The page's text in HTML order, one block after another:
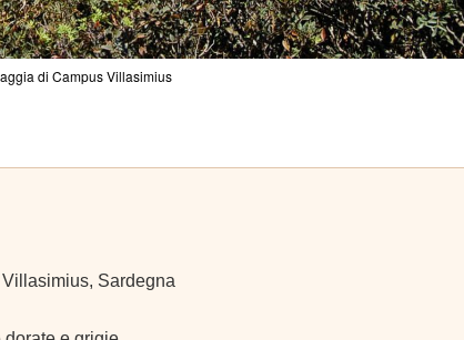
di Campus Villasimius
Sardegna